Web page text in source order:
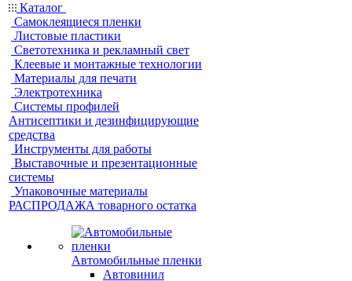
Каталог
Самоклеящиеся пленки
Листовые пластики
Светотехника и рекламный свет
Клеевые и монтажные технологии
Материалы для печати
Электротехника
Системы профилей
Антисептики и дезинфицирующие
средства
Инструменты для работы
Выставочные и презентационные
системы
Упаковочные материалы
РАСПРОДАЖА товарного остатка
Автомобильные пленки
Автовинил